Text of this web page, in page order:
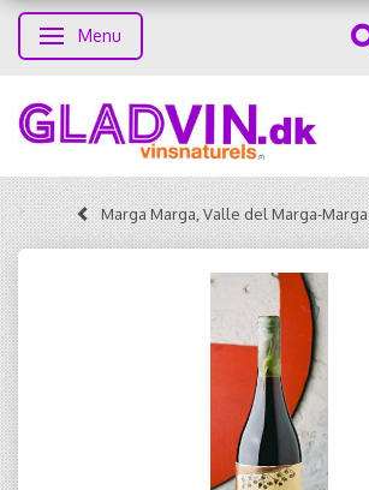
Toggle navigation
Menu
Marga Marga, Valle del Marga-Marga